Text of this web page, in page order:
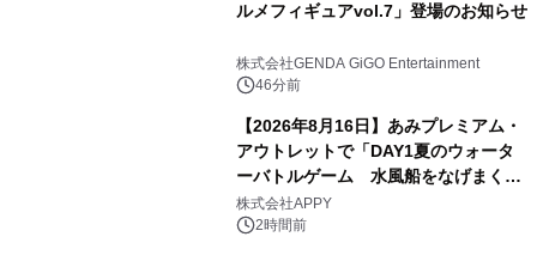
ルメフィギュアvol.7」登場のお知らせ
株式会社GENDA GiGO Entertainment
46分前
【2026年8月16日】あみプレミアム・
アウトレットで「DAY1夏のウォータ
ーバトルゲーム 水風船をなげまくろ
う！」を開催
株式会社APPY
2時間前